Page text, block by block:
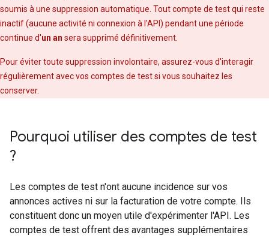
soumis à une suppression automatique. Tout compte de test qui reste
inactif (aucune activité ni connexion à l'API) pendant une période
continue d'un an sera supprimé définitivement.
Pour éviter toute suppression involontaire, assurez-vous d'interagir
régulièrement avec vos comptes de test si vous souhaitez les
conserver.
Pourquoi utiliser des comptes de test
?
Les comptes de test n'ont aucune incidence sur vos
annonces actives ni sur la facturation de votre compte. Ils
constituent donc un moyen utile d'expérimenter l'API. Les
comptes de test offrent des avantages supplémentaires